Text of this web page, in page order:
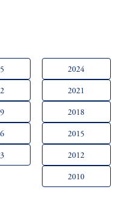
2024
2021
2018
2015
2012
2010